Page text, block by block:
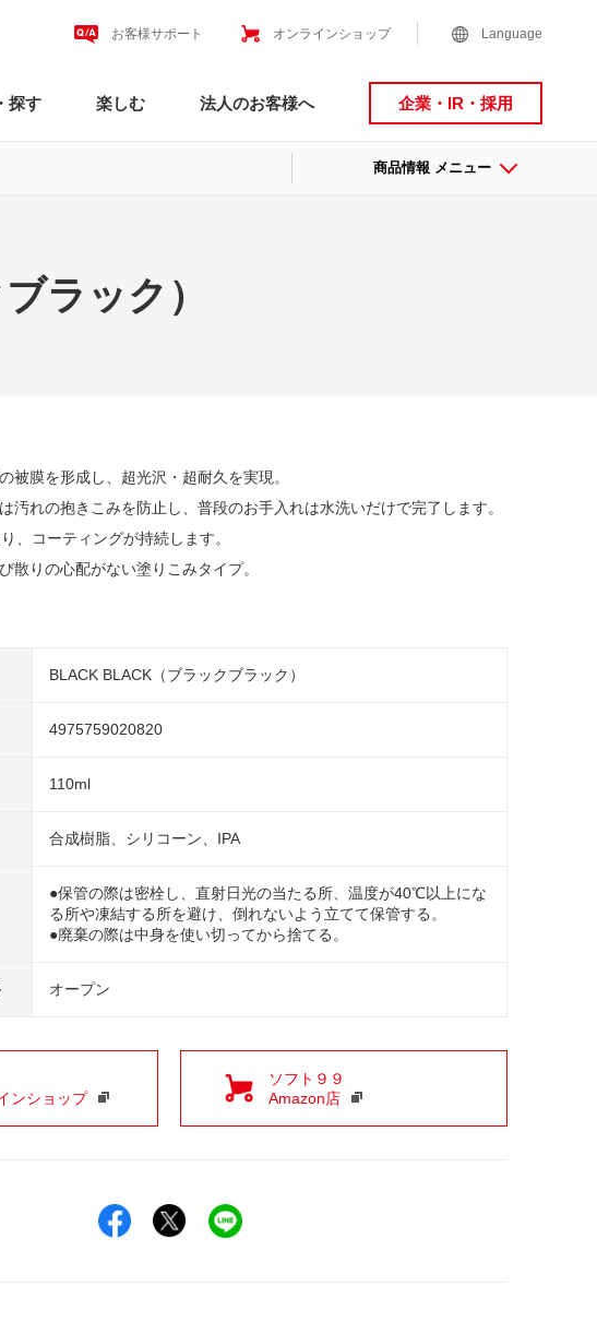
お客様サポート オンラインショップ Language
探す 楽しむ 法人のお客様へ 企業・IR・採用
商品情報 メニュー
ラック）
被膜を形成し、超光沢・超耐久を実現。
汚れの抱きこみを防止し、普段のお手入れは水洗いだけで完了します。
、コーティングが持続します。
散りの心配がない塗りこみタイプ。
BLACK BLACK（ブラックブラック）
4975759020820
110ml
合成樹脂、シリコーン、IPA
●保管の際は密栓し、直射日光の当たる所、温度が40℃以上にな
る所や凍結する所を避け、倒れないよう立てて保管する。
●廃棄の際は中身を使い切ってから捨てる。
オープン
ンショップ
ソフト９９
Amazon店
Facebookでシェア
XでシェアLINEでシェア